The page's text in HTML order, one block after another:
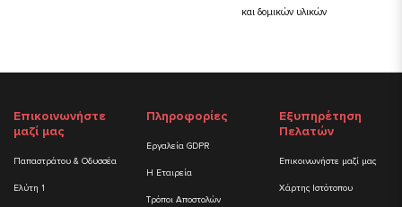
και δομικών υλικών
Επικοινωνήστε
μαζί μας
Παπαστράτου & Οδυσσέα
Ελύτη 1
Πληροφορίες
Εργαλεία GDPR
Η Εταιρεία
Τρόποι Αποστολών
Εξυπηρέτηση
Πελατών
Επικοινωνήστε μαζί μας
Χάρτης Ιστότοπου